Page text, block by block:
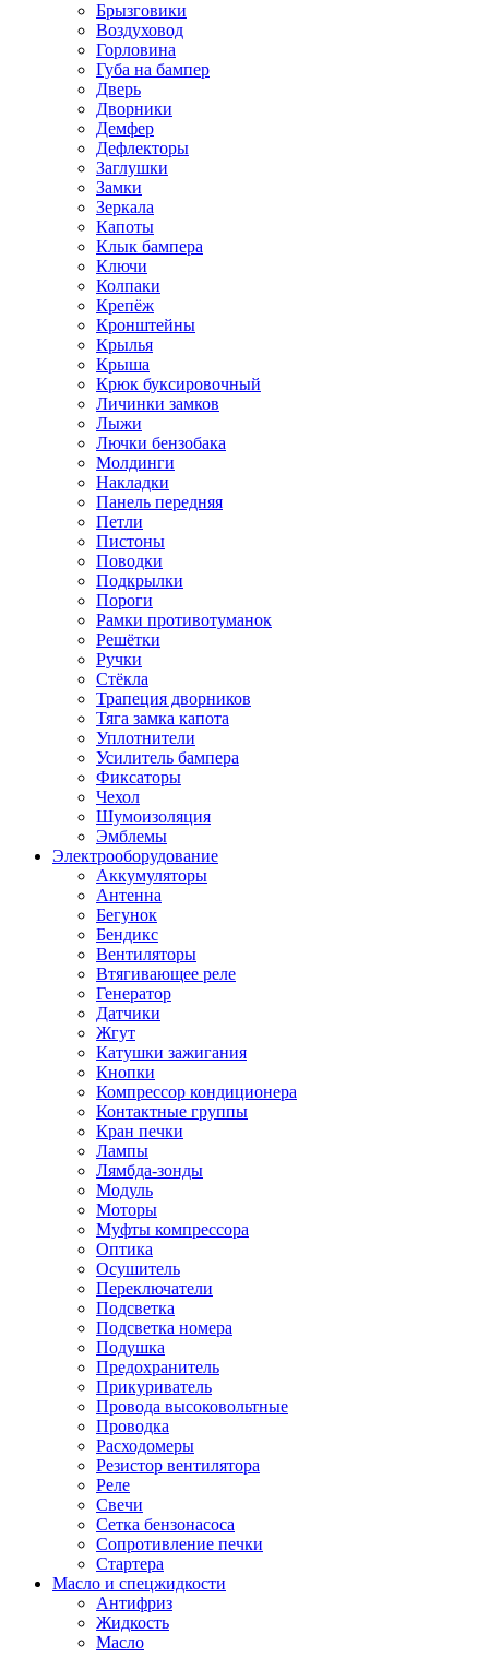
Брызговики
Воздуховод
Горловина
Губа на бампер
Дверь
Дворники
Демфер
Дефлекторы
Заглушки
Замки
Зеркала
Капоты
Клык бампера
Ключи
Колпаки
Крепёж
Кронштейны
Крылья
Крыша
Крюк буксировочный
Личинки замков
Лыжи
Лючки бензобака
Молдинги
Накладки
Панель передняя
Петли
Пистоны
Поводки
Подкрылки
Пороги
Рамки противотуманок
Решётки
Ручки
Стёкла
Трапеция дворников
Тяга замка капота
Уплотнители
Усилитель бампера
Фиксаторы
Чехол
Шумоизоляция
Эмблемы
Электрооборудование
Аккумуляторы
Антенна
Бегунок
Бендикс
Вентиляторы
Втягивающее реле
Генератор
Датчики
Жгут
Катушки зажигания
Кнопки
Компрессор кондиционера
Контактные группы
Кран печки
Лампы
Лямбда-зонды
Модуль
Моторы
Муфты компрессора
Оптика
Осушитель
Переключатели
Подсветка
Подсветка номера
Подушка
Предохранитель
Прикуриватель
Провода высоковольтные
Проводка
Расходомеры
Резистор вентилятора
Реле
Свечи
Сетка бензонасоса
Сопротивление печки
Стартера
Масло и спецжидкости
Антифриз
Жидкость
Масло